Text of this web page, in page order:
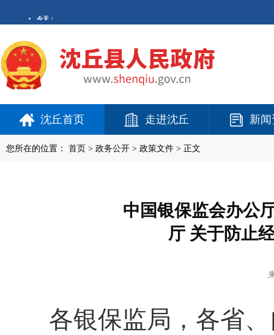
沈丘首页 走进沈丘 新
您所在的位置： 首页 > 政务公开 > 政策文件 > 正文
中国银保监会办公
厅 关于防止
各银保监局，各省